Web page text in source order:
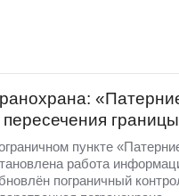
границы
пункте
работа
пограничный